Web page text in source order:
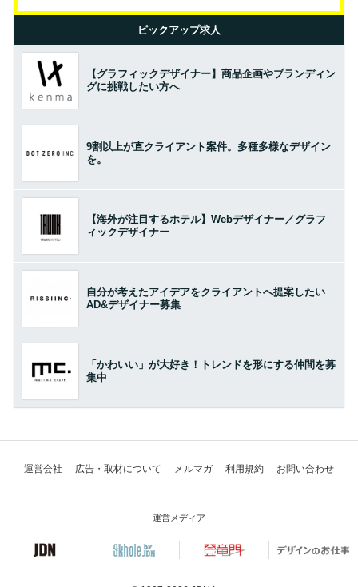
ピックアップ求人
【グラフィックデザイナー】商品企画やブランディン
グに挑戦したい方へ
9割以上が直クライアント案件。多種多様なデザイン
を。
【海外が注目するホテル】Webデザイナー／グラフ
ィックデザイナー
自分が考えたアイデアをクライアントへ提案したい
AD&デザイナー募集
「かわいい」が大好き！トレンドを形にする仲間を募
集中
運営会社 広告・取材について メルマガ 利用規約 お問い合わせ
運営メディア